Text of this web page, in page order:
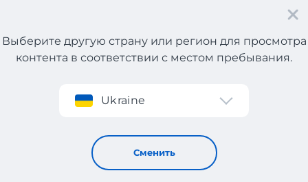
Регистрация
Выберите другую страну или регион для просмотра
контента в соответствии с местом пребывания.
Ukraine
Сменить
JOJO MAMAN BEBE